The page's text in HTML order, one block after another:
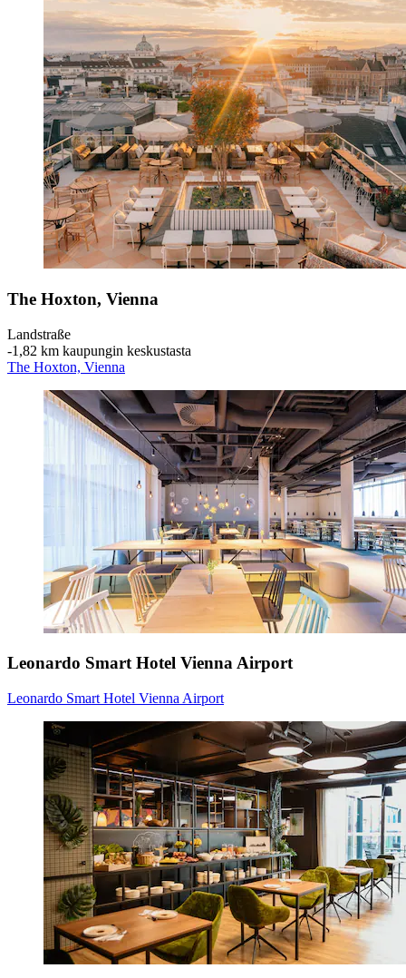
The Hoxton, Vienna
Landstraße
‐1,82 km kaupungin keskustasta
The Hoxton, Vienna
Leonardo Smart Hotel Vienna Airport
Leonardo Smart Hotel Vienna Airport